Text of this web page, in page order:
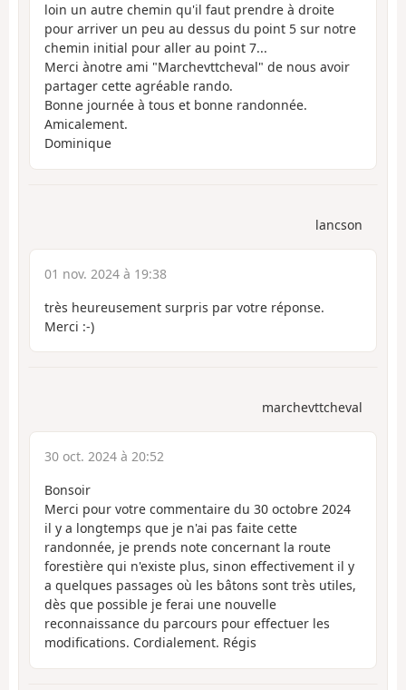
loin un autre chemin qu'il faut prendre à droite
pour arriver un peu au dessus du point 5 sur notre
chemin initial pour aller au point 7...
Merci ànotre ami "Marchevttcheval" de nous avoir
partager cette agréable rando.
Bonne journée à tous et bonne randonnée.
Amicalement.
Dominique
lancson
01 nov. 2024 à 19:38
très heureusement surpris par votre réponse.
Merci :-)
marchevttcheval
30 oct. 2024 à 20:52
Bonsoir
Merci pour votre commentaire du 30 octobre 2024
il y a longtemps que je n'ai pas faite cette
randonnée, je prends note concernant la route
forestière qui n'existe plus, sinon effectivement il y
a quelques passages où les bâtons sont très utiles,
dès que possible je ferai une nouvelle
reconnaissance du parcours pour effectuer les
modifications. Cordialement. Régis